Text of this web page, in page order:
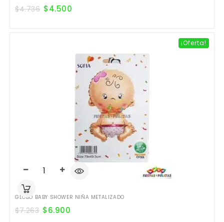
$4.736 $4.500
¡Oferta!
GLOBO BABY SHOWER NIÑA METALIZADO
$7.263 $6.900